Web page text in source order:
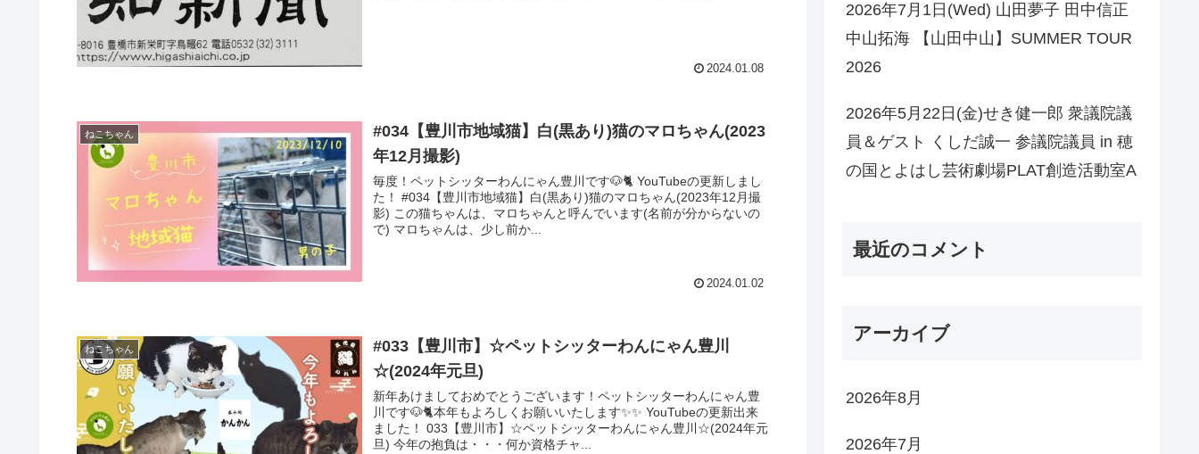
2024.01.08
ねこちゃん
#034【豊川市地域猫】白(黒あり)猫のマロちゃん(2023
年12月撮影)
毎度！ペットシッターわんにゃん豊川です🐶🐈 YouTubeの更新しまし
た！ #034【豊川市地域猫】白(黒あり)猫のマロちゃん(2023年12月撮
影) この猫ちゃんは、マロちゃんと呼んでいます(名前が分からないの
で) マロちゃんは、少し前か...
2024.01.02
ねこちゃん
#033【豊川市】☆ペットシッターわんにゃん豊川
☆(2024年元旦)
新年あけましておめでとうございます！ペットシッターわんにゃん豊
川です🐶🐈本年もよろしくお願いいたします✨✨ YouTubeの更新出来
ました！ 033【豊川市】☆ペットシッターわんにゃん豊川☆(2024年元
旦) 今年の抱負は・・・何か資格チャ...
2026年7月1日(Wed) 山田夢子 田中信正
中山拓海 【山田中山】SUMMER TOUR
2026
2026年5月22日(金)せき健一郎 衆議院議
員＆ゲスト くしだ誠一 参議院議員 in 穂
の国とよはし芸術劇場PLAT創造活動室A
最近のコメント
アーカイブ
2026年8月
2026年7月